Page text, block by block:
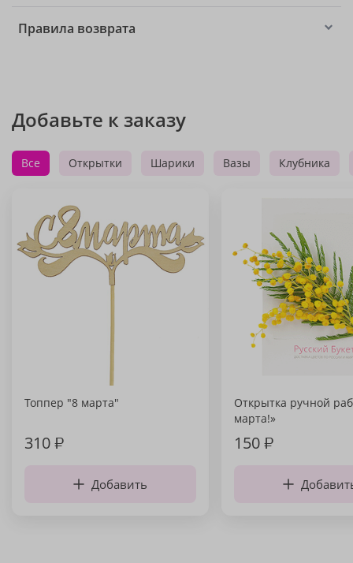
Правила возврата
Добавьте к заказу
Все Открытки Шарики Вазы Клубника
Топпер "8 марта"
310₽
Добавить
Открытка ручной
марта!»
150₽